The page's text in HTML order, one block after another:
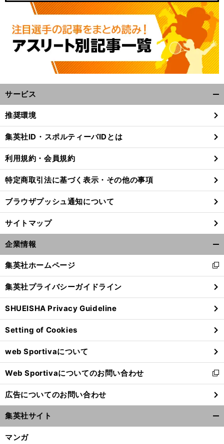
サービス
閉
る
推奨環境
集英社ID・スポルティーバIDとは
利用規約・会員規約
特定商取引法に基づく表示・その他の事項
ブラウザプッシュ通知について
サイトマップ
企業情報
閉
る
集英社ホームページ
新
し
い
ウ
ィ
ン
ド
ウ
で
開
く
集英社プライバシーガイドライン
SHUEISHA Privacy Guideline
Setting of Cookies
web Sportivaについて
Web Sportivaについてのお問い合わせ
新
し
い
ウ
ィ
ン
広告についてのお問い合わせ
集英社サイト
マンガ